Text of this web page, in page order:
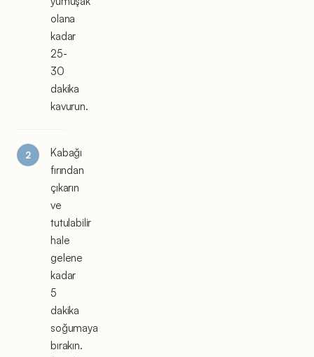
olana
kadar
25-
30
dakika
kavurun.
Kabağı
fırından
çıkarın
ve
tutulabilir
hale
gelene
kadar
5
dakika
soğumaya
bırakın.